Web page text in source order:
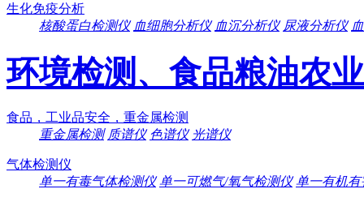
生化免疫分析
核酸蛋白检测仪 血细胞分析仪 血沉分析仪 尿液分析仪
环境检测、食品粮油农
食品，工业品安全，重金属检测
重金属检测 质谱仪 色谱仪 光谱仪
气体检测仪
单一有毒气体检测仪 单一可燃气/氧气检测仪 单一有机